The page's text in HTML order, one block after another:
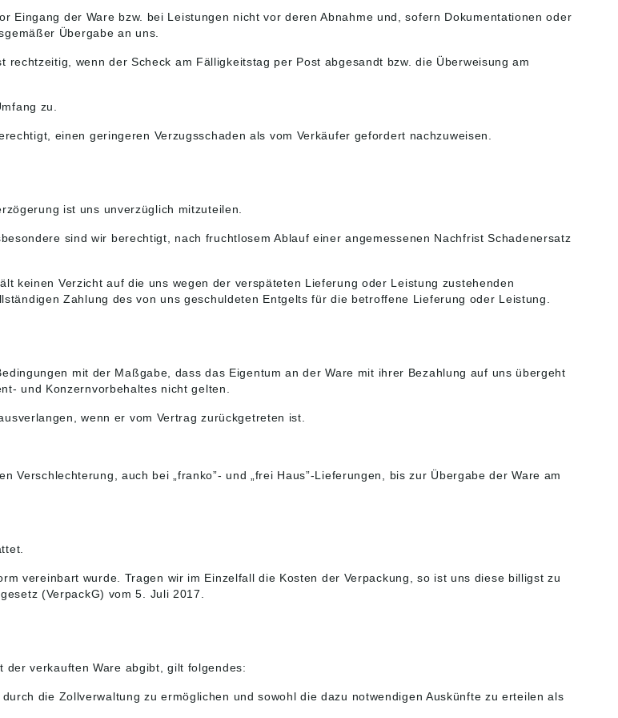
der Ware bzw. bei Leistungen nicht vor deren Abnahme und, sofern Dokumentationen oder
Übergabe an uns.
wenn der Scheck am Fälligkeitstag per Post abgesandt bzw. die Überweisung am
zu.
einen geringeren Verzugsschaden als vom Verkäufer gefordert nachzuweisen.
ist uns unverzüglich mitzuteilen.
sind wir berechtigt, nach fruchtlosem Ablauf einer angemessenen Nachfrist Schadenersatz
keinen Verzicht auf die uns wegen der verspäteten Lieferung oder Leistung zustehenden
Zahlung des von uns geschuldeten Entgelts für die betroffene Lieferung oder Leistung.
mit der Maßgabe, dass das Eigentum an der Ware mit ihrer Bezahlung auf uns übergeht
und Konzernvorbehaltes nicht gelten.
wenn er vom Vertrag zurückgetreten ist.
auch bei „franko”- und „frei Haus”-Lieferungen, bis zur Übergabe der Ware am
vereinbart wurde. Tragen wir im Einzelfall die Kosten der Verpackung, so ist uns diese billigst zu
(VerpackG) vom 5. Juli 2017.
verkauften Ware abgibt, gilt folgendes:
die Zollverwaltung zu ermöglichen und sowohl die dazu notwendigen Auskünfte zu erteilen als